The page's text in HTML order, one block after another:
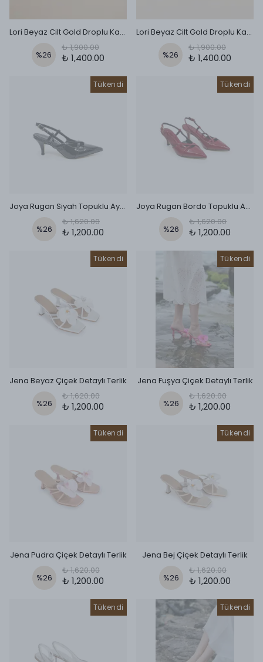
Lori Beyaz Cilt Gold Droplu Kadın Terlik - Gold
%26
₺ 1,900.00
₺ 1,400.00
Lori Beyaz Cilt Gold Droplu Kadın Terlik - si̇yah
%26
₺ 1,900.00
₺ 1,400.00
Tükendi
Joya Rugan Siyah Topuklu Ayakkabı
%26
₺ 1,620.00
₺ 1,200.00
Tükendi
Joya Rugan Bordo Topuklu Ayakkabı
%26
₺ 1,620.00
₺ 1,200.00
Tükendi
Jena Beyaz Çiçek Detaylı Terlik
%26
₺ 1,620.00
₺ 1,200.00
Tükendi
Jena Fuşya Çiçek Detaylı Terlik
%26
₺ 1,620.00
₺ 1,200.00
Tükendi
Jena Pudra Çiçek Detaylı Terlik
%26
₺ 1,620.00
₺ 1,200.00
Tükendi
Jena Bej Çiçek Detaylı Terlik
%26
₺ 1,620.00
₺ 1,200.00
Tükendi Tükendi